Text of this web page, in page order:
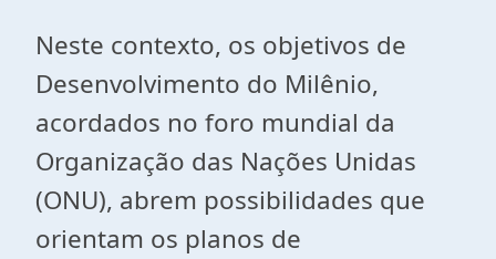
Neste contexto, os objetivos de
Desenvolvimento do Milênio,
acordados no foro mundial da
Organização das Nações Unidas
(ONU), abrem possibilidades que
orientam os planos de